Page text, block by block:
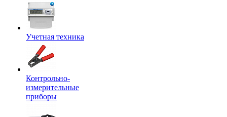
Учетная техника
Контрольно-
измерительные
приборы